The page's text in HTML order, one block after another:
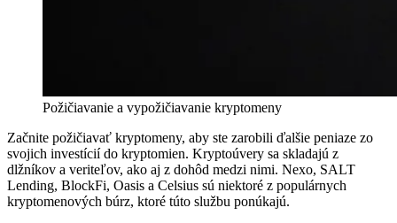
Požičiavanie a vypožičiavanie kryptomeny
Začnite požičiavať kryptomeny, aby ste zarobili ďalšie peniaze zo
svojich investícií do kryptomien. Kryptoúvery sa skladajú z
dlžníkov a veriteľov, ako aj z dohôd medzi nimi. Nexo, SALT
Lending, BlockFi, Oasis a Celsius sú niektoré z populárnych
kryptomenových búrz, ktoré túto službu ponúkajú.